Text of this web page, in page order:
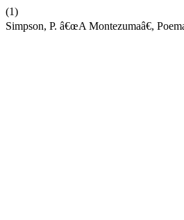
(1)
Simpson, P. â€œA Montezumaâ€,